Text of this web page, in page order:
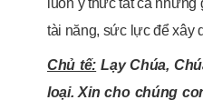
tài năng, sức lực để xây
Chủ tế: Lạy Chúa,
loại. Xin cho chúng